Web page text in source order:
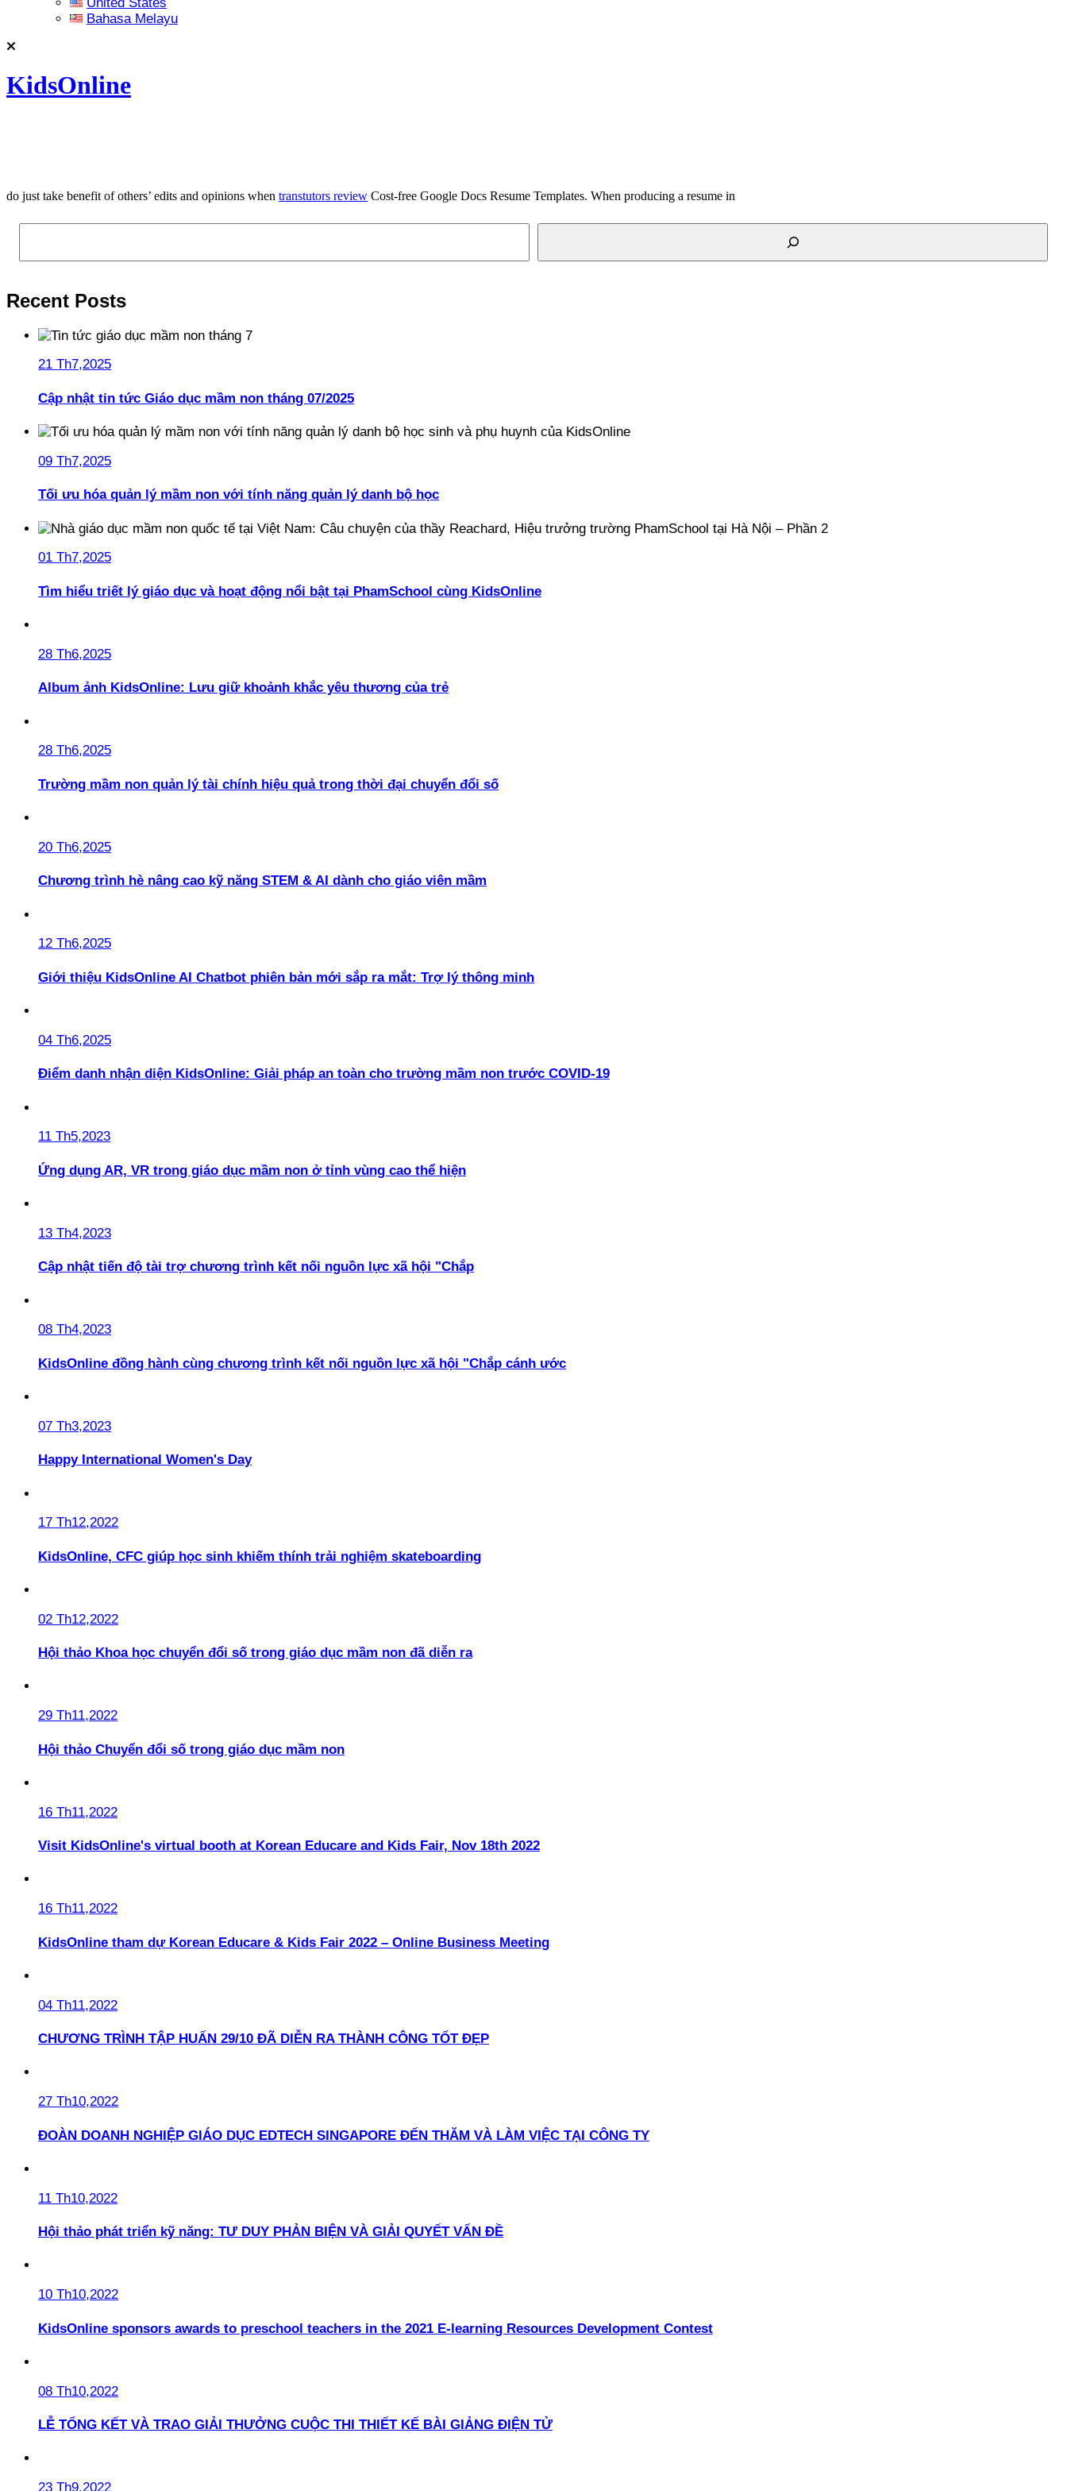
Bahasa Melayu
KidsOnline
do just take benefit of others’ edits and opinions when transtutors review Cost-free Google Docs Resume Templates. When producing a resume in
Tìm kiếm
Recent Posts
21 Th7,2025
Cập nhật tin tức Giáo dục mầm non tháng 07/2025
09 Th7,2025
Tối ưu hóa quản lý mầm non với tính năng quản lý danh bộ học
01 Th7,2025
Tìm hiểu triết lý giáo dục và hoạt động nổi bật tại PhamSchool cùng KidsOnline
28 Th6,2025
Album ảnh KidsOnline: Lưu giữ khoảnh khắc yêu thương của trẻ
28 Th6,2025
Trường mầm non quản lý tài chính hiệu quả trong thời đại chuyển đổi số
20 Th6,2025
Chương trình hè nâng cao kỹ năng STEM & AI dành cho giáo viên mầm
12 Th6,2025
Giới thiệu KidsOnline AI Chatbot phiên bản mới sắp ra mắt: Trợ lý thông minh
04 Th6,2025
Điểm danh nhận diện KidsOnline: Giải pháp an toàn cho trường mầm non trước COVID-19
11 Th5,2023
Ứng dụng AR, VR trong giáo dục mầm non ở tỉnh vùng cao thể hiện
13 Th4,2023
Cập nhật tiến độ tài trợ chương trình kết nối nguồn lực xã hội "Chắp
08 Th4,2023
KidsOnline đồng hành cùng chương trình kết nối nguồn lực xã hội "Chắp cánh ước
07 Th3,2023
Happy International Women's Day
17 Th12,2022
KidsOnline, CFC giúp học sinh khiếm thính trải nghiệm skateboarding
02 Th12,2022
Hội thảo Khoa học chuyển đổi số trong giáo dục mầm non đã diễn ra
29 Th11,2022
Hội thảo Chuyển đổi số trong giáo dục mầm non
16 Th11,2022
Visit KidsOnline's virtual booth at Korean Educare and Kids Fair, Nov 18th 2022
16 Th11,2022
KidsOnline tham dự Korean Educare & Kids Fair 2022 – Online Business Meeting
04 Th11,2022
CHƯƠNG TRÌNH TẬP HUẤN 29/10 ĐÃ DIỄN RA THÀNH CÔNG TỐT ĐẸP
27 Th10,2022
ĐOÀN DOANH NGHIỆP GIÁO DỤC EDTECH SINGAPORE ĐẾN THĂM VÀ LÀM VIỆC TẠI CÔNG TY
11 Th10,2022
Hội thảo phát triển kỹ năng: TƯ DUY PHẢN BIỆN VÀ GIẢI QUYẾT VẤN ĐỀ
10 Th10,2022
KidsOnline sponsors awards to preschool teachers in the 2021 E-learning Resources Development Contest
08 Th10,2022
LỄ TỔNG KẾT VÀ TRAO GIẢI THƯỞNG CUỘC THI THIẾT KẾ BÀI GIẢNG ĐIỆN TỬ
23 Th9,2022